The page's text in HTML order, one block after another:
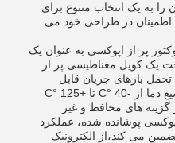
به یک انتخاب متنوع برای
اطمینان در طراحی خود می
پر از اپوکسی به عنوان یک
یک کویل مغناطیسی پر از
بارهای جریان قابل
توجهی در حالی که در محدوده وسیع دما از -40 °C تا +125 °C
های محافظ و غیر
پوشانده شده، عملکرد
می کند،از الکترونیک